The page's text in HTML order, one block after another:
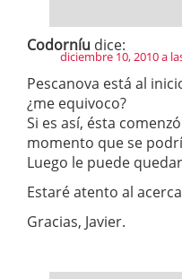
Codorníu dice:
diciembre 10, 2010 a
Pescanova está al
¿me equivoco?
Si es así, ésta
momento que se
Luego le puede
Estaré atento al
Gracias, Javier.